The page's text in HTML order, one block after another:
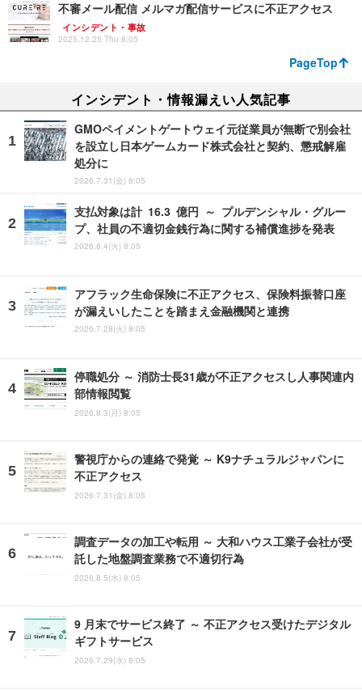
不審メール配信 メルマガ配信サービスに不正アクセス
インシデント・事故
2025.12.25 Thu 8:05
PageTop
インシデント・情報漏えい人気記事
GMOペイメントゲートウェイ元従業員が無断で別会社
を設立し日本ゲームカード株式会社と契約、懲戒解雇
処分に
2026.7.31(金) 8:05
支払対象は計 16.3 億円 ～ プルデンシャル・グルー
プ、社員の不適切金銭行為に関する補償進捗を発表
2026.8.4(火) 8:05
アフラック生命保険に不正アクセス、保険料振替口座
が漏えいしたことを踏まえ金融機関と連携
2026.7.28(火) 8:05
停職処分 ～ 消防士長31歳が不正アクセスし人事関連内
部情報閲覧
2026.8.3(月) 8:05
警視庁からの連絡で発覚 ～ K9ナチュラルジャパンに
不正アクセス
2026.7.31(金) 8:05
調査データの加工や転用 ～ 大和ハウス工業子会社が受
託した地盤調査業務で不適切行為
2026.8.5(水) 8:05
9 月末でサービス終了 ～ 不正アクセス受けたデジタル
ギフトサービス
2026.7.29(水) 8:05